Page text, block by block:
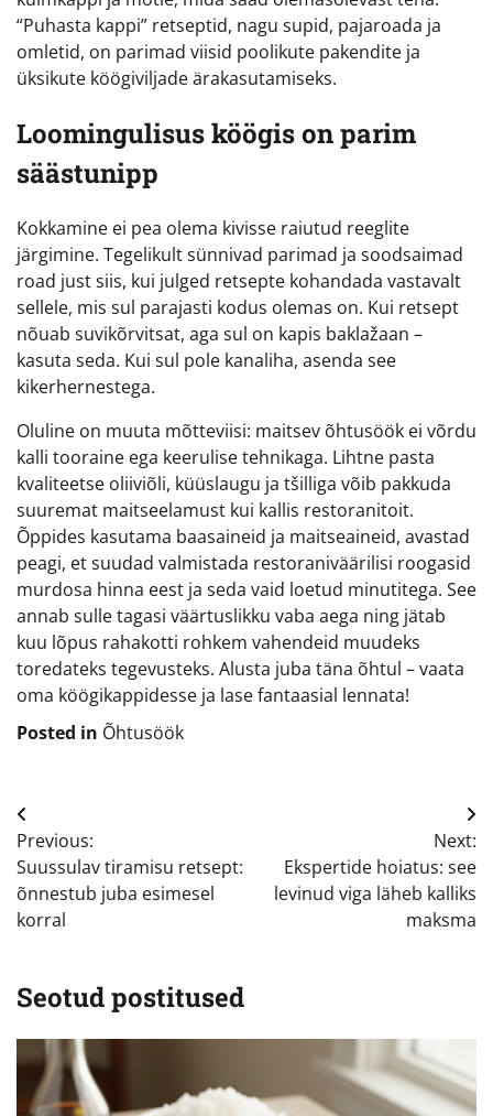
“Puhasta kappi” retseptid, nagu supid, pajaroada ja
omletid, on parimad viisid poolikute pakendite ja
üksikute köögiviljade ärakasutamiseks.
Loomingulisus köögis on parim
säästunipp
Kokkamine ei pea olema kivisse raiutud reeglite
järgimine. Tegelikult sünnivad parimad ja soodsaimad
road just siis, kui julged retsepte kohandada vastavalt
sellele, mis sul parajasti kodus olemas on. Kui retsept
nõuab suvikõrvitsat, aga sul on kapis baklažaan –
kasuta seda. Kui sul pole kanaliha, asenda see
kikerhernestega.
Oluline on muuta mõtteviisi: maitsev õhtusöök ei võrdu
kalli tooraine ega keerulise tehnikaga. Lihtne pasta
kvaliteetse oliiviõli, küüslaugu ja tšilliga võib pakkuda
suuremat maitseelamust kui kallis restoranitoit.
Õppides kasutama baasaineid ja maitseaineid, avastad
peagi, et suudad valmistada restoraniväärilisi roogasid
murdosa hinna eest ja seda vaid loetud minutitega. See
annab sulle tagasi väärtuslikku vaba aega ning jätab
kuu lõpus rahakotti rohkem vahendeid muudeks
toredateks tegevusteks. Alusta juba täna õhtul – vaata
oma köögikappidesse ja lase fantaasial lennata!
Posted in Õhtusöök
Navigeerimine
Previous:
Suussulav tiramisu retsept:
õnnestub juba esimesel
korral
Next:
Ekspertide hoiatus: see
levinud viga läheb kalliks
maksma
Seotud postitused